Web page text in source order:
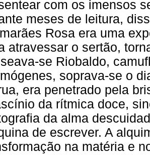
com os imensos
meses de leitura,
Rosa era uma
atravessar o sertão,
se Riobaldo,
soprava-se o
era penetrado pela
da rítmica doce,
da alma
de escrever. A
na matéria e